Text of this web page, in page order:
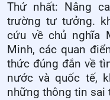
Thứ nhất: Nâng
trường tư tưởng.
cứu về chủ nghĩa
Minh, các quan
thức đúng đắn về
nước và quốc tế,
những thông tin sai